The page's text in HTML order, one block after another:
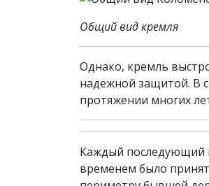
Общий вид кремля
Однако, кремль
надежной защитой. В
протяжении многих
Каждый последующий
временем было